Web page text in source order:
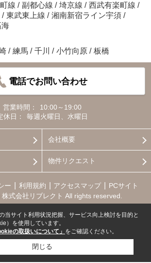
線 / 副都心線 / 埼京線 / 西武有楽町線 /
/ 東武東上線 / 湘南新宿ライン宇須 /
海
/ 練馬 / 千川 / 小竹向原 / 板橋
電話でお問い合わせ
営業時間：
10:00～19:00
休日：
毎週火曜日、水曜日
会社概要
物件リクエスト
ー 利用規約 アクセスマップ
PCサイト
式会社リブレクト All rights reserved.
当サイト利用状況把握、サービス向上検討を目的と
）を使用しています。
の取扱いについて」 をご確認ください。
閉じる